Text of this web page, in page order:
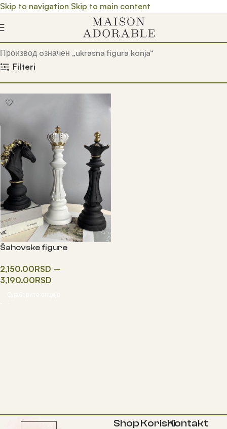
Skip to navigation Skip to main content
Почетна/ Prodavnica/
Производ oзначен „ukrasna figura konja“
Filteri
Šahovske figure
2,150.00RSD –
3,190.00RSD
ShopKorisniKontakt